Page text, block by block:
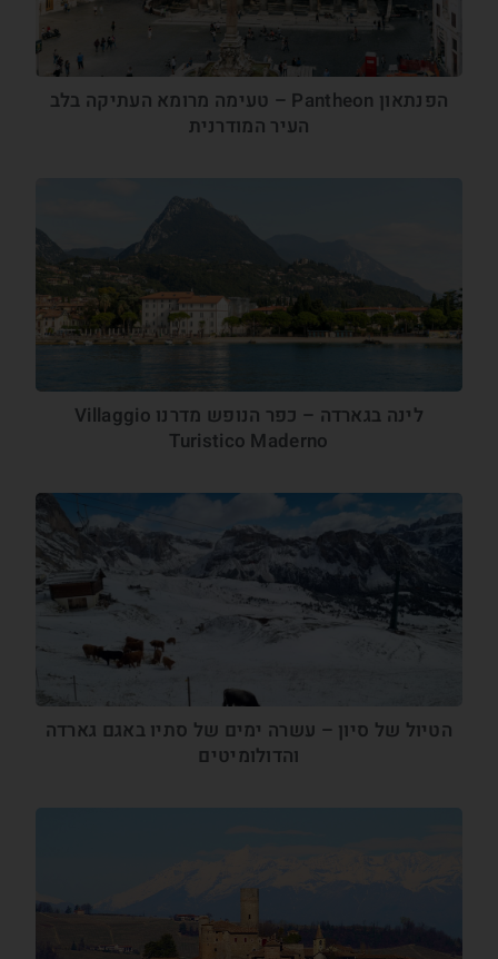
הפנתאון Pantheon – טעימה מרומא העתיקה בלב
העיר המודרנית
לינה בגארדה – כפר הנופש מדרנו Villaggio
Turistico Maderno
הטיול של סיון – עשרה ימים של סתיו באגם גארדה
והדולומיטים